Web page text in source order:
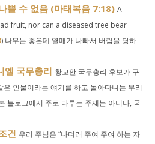
쁠 수 없음 (마태복음 7:18) A
fruit, nor can a diseased tree bear
) 나무는 좋은데 열매가 나빠서 버림을 당하
엘 국무총리 황교안 국무총리 후보가 구
인물이라는 얘기를 하고 돌아다니는 무리
블로그에서 주로 다루는 주제는 아니나, 국
건 우리 주님은 “나더러 주여 주여 하는 자